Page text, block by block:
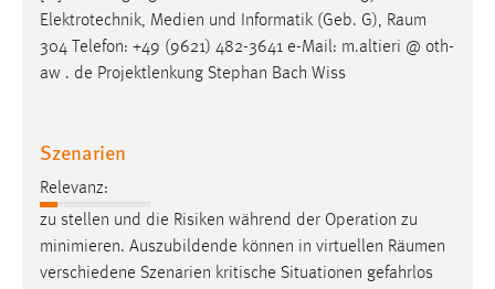
Elektrotechnik, Medien und Informatik (Geb. G), Raum
304 Telefon: +49 (9621) 482-3641 e-Mail: m.altieri @ oth-
aw . de Projektlenkung Stephan Bach Wiss
Szenarien
Relevanz:
zu stellen und die Risiken während der Operation zu
minimieren. Auszubildende können in virtuellen Räumen
verschiedene Szenarien kritische Situationen gefahrlos
Chat
Name:
MibewSessionID, MIBEW_UserID, mibew_locale, mibew-
Zweck:
Cookie Laufzeit:
Jahre, MIBEW_UserID = 1 Jahr